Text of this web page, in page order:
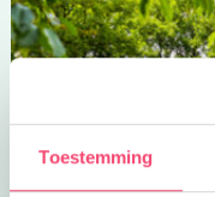
Toestemming